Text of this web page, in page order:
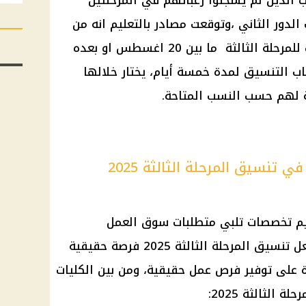
الدور الثاني ،وتوقعت مصادر بالتعليم انه من
للمرحلة الثالثة ما بين 20 اغسطس او بعده
التنسيق لمدة خمسة أيام، يختار خلالها
لهم حسب النسب المتاحة.
المرحلة الثالثة 2025
تخصصات تلبي متطلبات سوق العمل
تنسيق المرحلة الثالثة
2025 فرصة حقيقية
على توفيرفرص عمل حقيقية، ومن بين الكليات
الثالثة